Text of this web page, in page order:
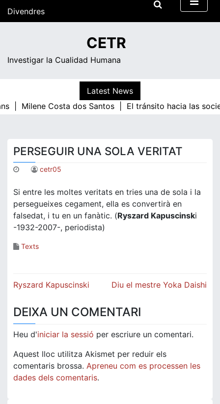
Divendres
CETR
Investigar la Cualidad Humana
Latest News
|
Milene Costa dos Santos | El tránsito hacia las
PERSEGUIR UNA SOLA VERITAT
cetr05
Si entre les moltes veritats en tries una de sola i la
persegueixes cegament, ella es convertirà en
falsedat, i tu en un fanàtic. (Ryszard Kapuscinski
-1932-2007-, periodista)
Texts
Navegació
Ryszard Kapuscinski Diu el mestre Yoka Daishi
DEIXA UN COMENTARI
Heu d'iniciar la sessió per escriure un comentari.
Aquest lloc utilitza Akismet per reduir els
comentaris brossa. Apreneu com es processen les
dades dels comentaris.